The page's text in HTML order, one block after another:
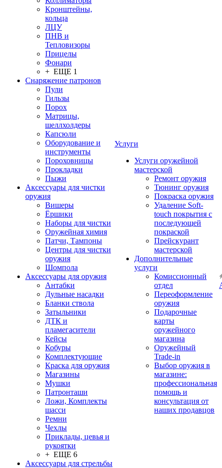
Кронштейны,
кольца
ЛЦУ
ПНВ и
Тепловизоры
Прицелы
Фонари
+ ЕЩЕ 1
Снаряжение патронов
Пули
Гильзы
Порох
Матрицы,
шеллхолдеры
Капсюли
Оборудование и
инструменты
Пороховницы
Прокладки
Пыжи
Аксессуары для чистки
оружия
Вишеры
Ёршики
Наборы для чистки
Оружейная химия
Патчи, Тампоны
Центры для чистки
оружия
Шомпола
Аксессуары для оружия
Антабки
Дульные насадки
Бланки ствола
Затыльники
ДТК и
пламегасители
Кейсы
Кобуры
Комплектующие
Краска для оружия
Магазины
Мушки
Патронташи
Ложи, Комплекты
шасси
Ремни
Чехлы
Приклады, цевья и
рукоятки
+ ЕЩЕ 6
Аксессуары для стрельбы
Услуги
Услуги оружейной
мастерской
Ремонт оружия
Тюнинг оружия
Покраска оружия
Удаление Soft-
touch покрытия с
последующей
покраской
Прейскурант
мастерской
Дополнительные
услуги
Комиссионный
отдел
Переоформление
оружия
Подарочные
карты
оружейного
магазина
Оружейный
Trade-in
Выбор оружия в
магазине:
профессиональная
помощь и
консультация от
наших продавцов